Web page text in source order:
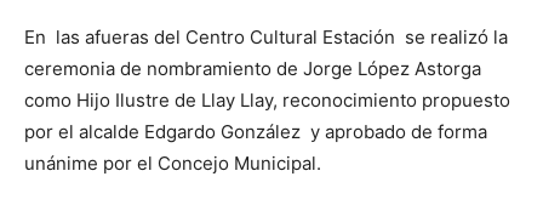
En las afueras del Centro Cultural Estación se realizó la
ceremonia de nombramiento de Jorge López Astorga
como Hijo Ilustre de Llay Llay, reconocimiento propuesto
por el alcalde Edgardo González y aprobado de forma
unánime por el Concejo Municipal.